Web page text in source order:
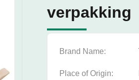
verpakking
Brand Name:
Place of Origin: